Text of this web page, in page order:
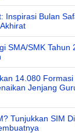
Inspirasi Bulan
SMA/SMK Tahun
14.080 Formasi
Jenjang
Tunjukkan SIM